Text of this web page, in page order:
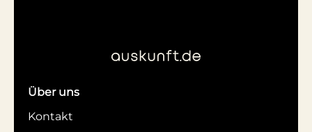
Über uns
Kontakt